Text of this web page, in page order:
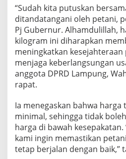
s
m
b
e
r
0
2
“Sudah kita putuskan
ditandatangani oleh petani,
Pj Gubernur. Alhamdulillah,
kilogram ini diharapkan
meningkatkan kesejahteraan
menjaga keberlangsungan
anggota DPRD Lampung,
rapat.
Ia menegaskan bahwa
minimal, sehingga tidak
harga di bawah kesepakatan.
kami ingin memastikan
tetap berjalan dengan baik,”